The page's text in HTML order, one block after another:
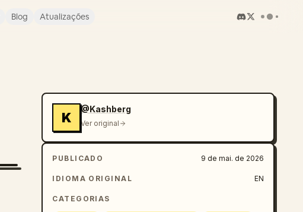
Blog Atualizações
K
@Kashberg
Ver original
PUBLICADO 9 de mai. de 2026
IDIOMA ORIGINAL EN
CATEGORIAS